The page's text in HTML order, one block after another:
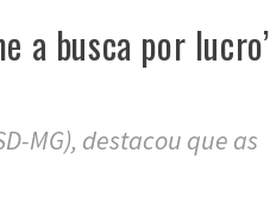
a busca por lucro’
MG), destacou que as